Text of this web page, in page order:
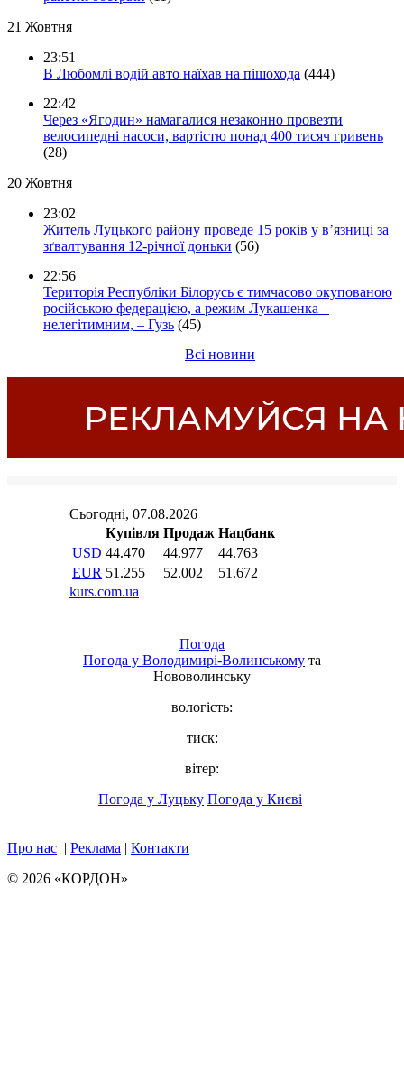
21 Жовтня
23:51
В Любомлі водій авто наїхав на пішохода (444)
22:42
Через «Ягодин» намагалися незаконно провезти
велосипедні насоси, вартістю понад 400 тисяч гривень
(28)
20 Жовтня
23:02
Житель Луцького району проведе 15 років у в’язниці за
зґвалтування 12-річної доньки (56)
22:56
Територія Республіки Білорусь є тимчасово окупованою
російською федерацією, а режим Лукашенка –
нелегітимним, – Гузь (45)
Всі новини
Погода
Погода у Володимирі-Волинському та
Нововолинську
вологість:
тиск:
вітер:
Погода у Луцьку Погода у Києві
Про нас | Реклама | Контакти
© 2026 «КОРДОН»